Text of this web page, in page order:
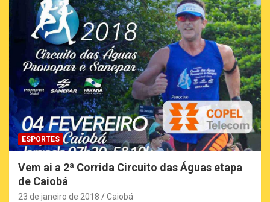
ESPORTES
Vem ai a 2ª Corrida Circuito das Águas etapa
de Caiobá
23 de janeiro de 2018 Caiobá